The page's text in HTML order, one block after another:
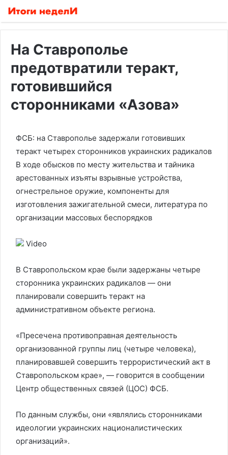
На Ставрополье
предотвратили теракт,
готовившийся
сторонниками «Азова»
ФСБ: на Ставрополье задержали готовивших
теракт четырех сторонников украинских радикалов
В ходе обысков по месту жительства и тайника
арестованных изъяты взрывные устройства,
огнестрельное оружие, компоненты для
изготовления зажигательной смеси, литература по
организации массовых беспорядков
Video
В Ставропольском крае были задержаны четыре
сторонника украинских радикалов — они
планировали совершить теракт на
административном объекте региона.
«Пресечена противоправная деятельность
организованной группы лиц (четыре человека),
планировавшей совершить террористический акт в
Ставропольском крае», — говорится в сообщении
Центр общественных связей (ЦОС) ФСБ.
По данным службы, они «являлись сторонниками
идеологии украинских националистических
организаций».